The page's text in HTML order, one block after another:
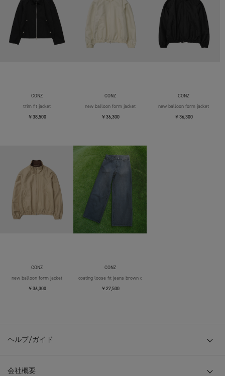
CONZ
trim fit jacket
￥38,500
CONZ
new balloon form jacket
￥36,300
CONZ
new balloon form jacket
￥36,300
CONZ
new balloon form jacket
￥36,300
CONZ
coating loose fit jeans brown over die
￥27,500
ヘルプ/ガイド
会社概要